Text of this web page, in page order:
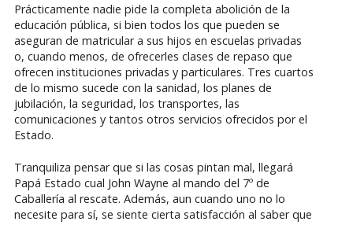
Prácticamente nadie pide la completa abolición de la
educación pública, si bien todos los que pueden se
aseguran de matricular a sus hijos en escuelas privadas
o, cuando menos, de ofrecerles clases de repaso que
ofrecen instituciones privadas y particulares. Tres cuartos
de lo mismo sucede con la sanidad, los planes de
jubilación, la seguridad, los transportes, las
comunicaciones y tantos otros servicios ofrecidos por el
Estado.
Tranquiliza pensar que si las cosas pintan mal, llegará
Papá Estado cual John Wayne al mando del 7º de
Caballería al rescate. Además, aun cuando uno no lo
necesite para sí, se siente cierta satisfacción al saber que